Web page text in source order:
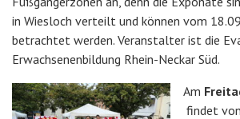
in Wiesloch verteilt und können vom
betrachtet werden. Veranstalter ist die
Erwachsenenbildung Rhein-Neckar Süd.
Am
findet